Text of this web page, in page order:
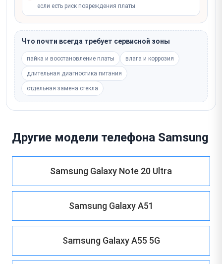
если есть риск повреждения платы
Что почти всегда требует сервисной зоны
пайка и восстановление платы влага и коррозия
длительная диагностика питания
отдельная замена стекла
Другие модели телефона Samsung
Samsung Galaxy Note 20 Ultra
Samsung Galaxy A51
Samsung Galaxy A55 5G